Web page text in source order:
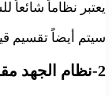
يعتبر نظاماً
سيتم أيضاً تقسيم
2-نظام الجهد مقابل المال